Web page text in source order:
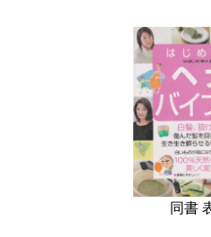
同書